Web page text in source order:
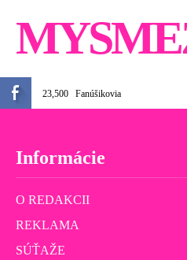
23,500 Fanúšikovia
Informácie
O REDAKCII
REKLAMA
SÚŤAŽE